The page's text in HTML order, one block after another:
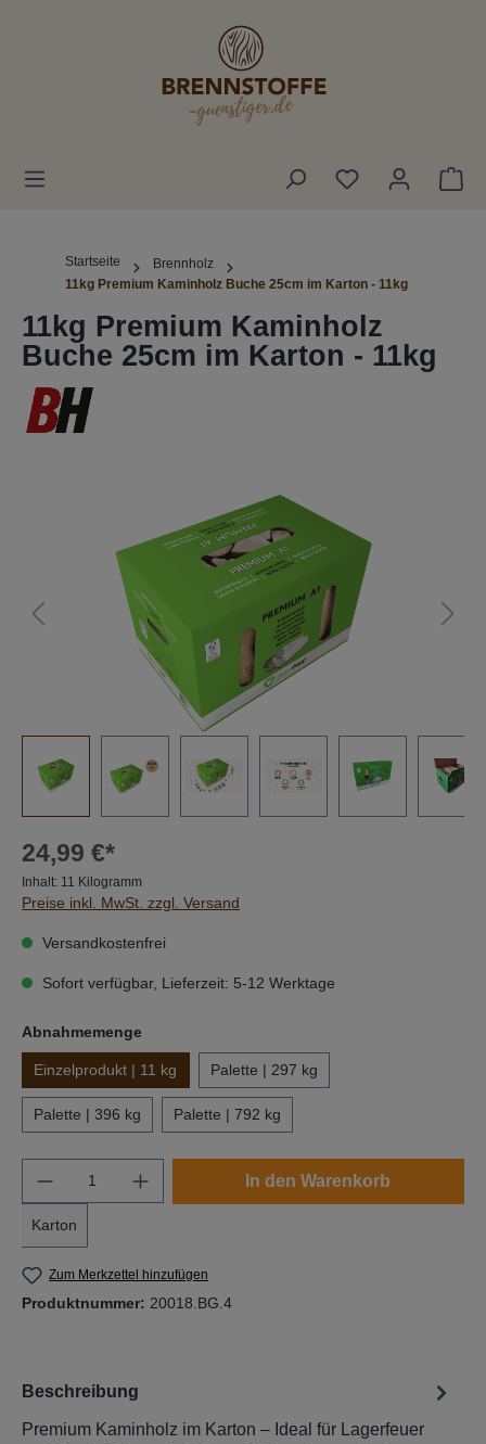
Startseite
Brennholz
11kg Premium Kaminholz Buche 25cm im Karton - 11kg
11kg Premium Kaminholz
Buche 25cm im Karton - 11kg
24,99 €*
Inhalt: 11 Kilogramm
Preise inkl. MwSt. zzgl. Versand
Versandkostenfrei
Sofort verfügbar, Lieferzeit: 5-12 Werktage
Abnahmemengeauswählen
Einzelprodukt | 11 kg Palette | 297 kg
Palette | 396 kg Palette | 792 kg
Produkt Anzahl: Gib den gewünschten
Karton
In den Warenkorb
Zum Merkzettel hinzufügen
Produktnummer: 20018.BG.4
Beschreibung
Premium Kaminholz im Karton – Ideal für Lagerfeuer